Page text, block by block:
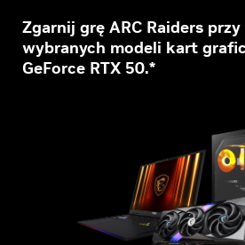
Zgarnij grę ARC Raiders
wybranych modeli kart
GeForce RTX 50.*